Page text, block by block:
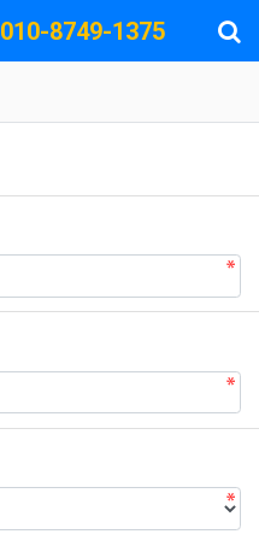
010-8749-1375